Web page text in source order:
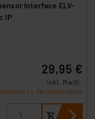
Interface ELV-
IP
29,95 €
inkl. MwSt.
zu Versandkosten